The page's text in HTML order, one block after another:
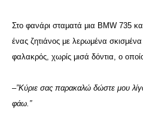
Στο φανάρι σταματά μια BMW 735
ένας ζητιάνος με λερωμένα
φαλακρός, χωρίς μισά δόντια, ο
–”Κύριε σας παρακαλώ δώστε μου
φάω.”